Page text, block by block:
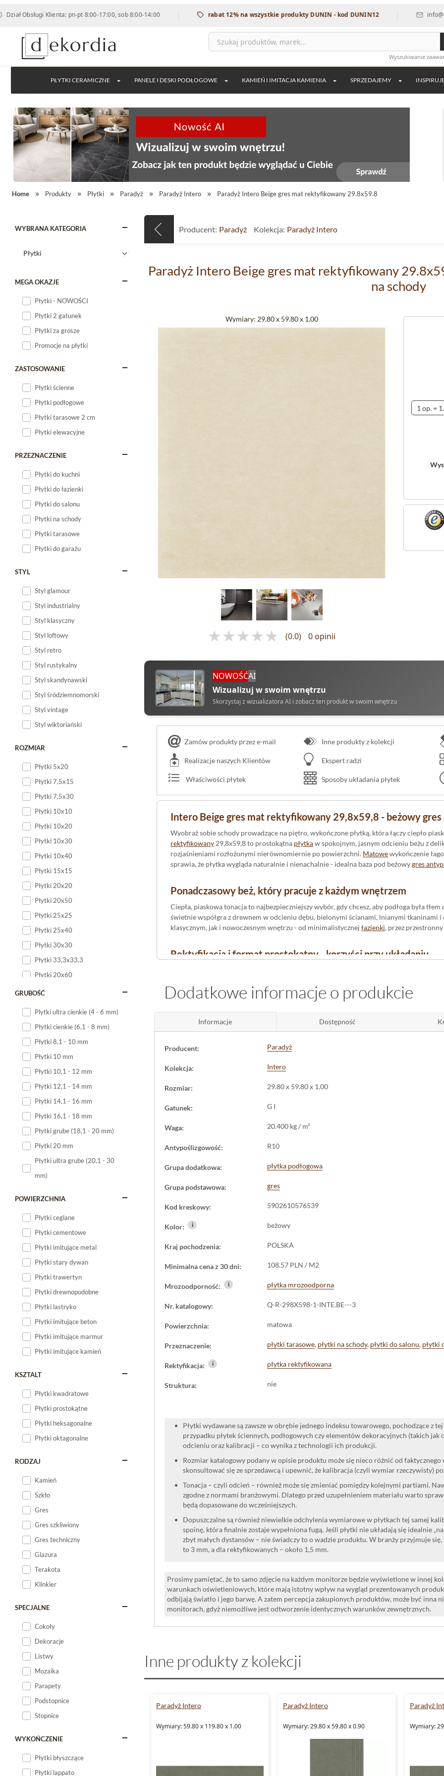
Klienta: pn-pt 8:00-17:00, sob 8:00-14:00 | rabat 12% na wszystkie produkty DUNIN - kod DUNIN12 |
Wyszukiwanie
PŁYTKI CERAMICZNE PANELE I DESKI PODŁOGOWE KAMIEŃ I IMITACJA KAMIENIA SPRZEDAJEMY
Home Produkty Płytki Paradyż Paradyż Intero Paradyż Intero Beige gres mat rektyfikowany 29.8x59.8
WYBRANA KATEGORIA
MEGA OKAZJE
Płytki - NOWOŚCI
Płytki 2 gatunek
Płytki za grosze
Promocje na płytki
ZASTOSOWANIE
Płytki ścienne
Płytki podłogowe
Płytki tarasowe 2 cm
Płytki elewacyjne
PRZEZNACZENIE
Płytki do kuchni
Płytki do łazienki
Płytki do salonu
Płytki na schody
Płytki tarasowe
Płytki do garażu
STYL
Styl glamour
Styl industrialny
Styl klasyczny
Styl loftowy
Styl retro
Styl rustykalny
Styl skandynawski
Styl śródziemnomorski
Styl vintage
Styl wiktoriański
ROZMIAR
Płytki 5x20
Płytki 7,5x15
Płytki 7,5x30
Płytki 10x10
Płytki 10x20
Płytki 10x30
Płytki 10x40
Płytki 15x15
Płytki 20x20
Płytki 20x50
Płytki 25x25
Płytki 25x40
Płytki 30x30
Płytki 33,3x33,3
Płytki 20x60
Płytki 20x120
Płytki małe
GRUBOŚĆ
Plytki ultra cienkie (4 - 6 mm)
Płytki cienkie (6,1 - 8 mm)
Płytki 8,1 - 10 mm
Płytki 10 mm
Płytki 10,1 - 12 mm
Płytki 12,1 - 14 mm
Płytki 14,1 - 16 mm
Płytki 16,1 - 18 mm
Płytki grube (18,1 - 20 mm)
Płytki 20 mm
Płytki ultra grube (20,1 - 30
mm)
POWIERZCHNIA
Płytki ceglane
Płytki cementowe
Płytki imitujące metal
Płytki stary dywan
Płytki trawertyn
Płytki drewnopodobne
Płytki lastryko
Płytki imitujące beton
Płytki imitujące marmur
Płytki imitujące kamień
KSZTALT
Płytki kwadratowe
Płytki prostokątne
Płytki heksagonalne
Płytki oktagonalne
RODZAJ
Kamień
Szkło
Gres
Gres szkliwiony
Gres techniczny
Glazura
Terakota
Klinkier
SPECJALNE
Cokoły
Dekoracje
Listwy
Mozaika
Parapety
Podstopnice
Stopnice
WYKOŃCZENIE
Płytki błyszczące
Płytki lappato
Producent: Paradyż Kolekcja: Paradyż Intero
Paradyż Intero Beige gres mat rektyfikowany
na schody
Wymiary: 29.80 x 59.80 x 1.00
(0.0) 0 opinii
NOWOŚĆAI
Wizualizuj w swoim wnętrzu
Skorzystaj z wizualizatora AI i zobacz ten produkt w swoim wnętrzu
Zamów produkty przez e-mail Inne produkty z kolekcji
Realizacje naszych Klientów Ekspert radzi
Właściwości płytek Sposoby układania płytek
Intero Beige gres mat rektyfikowany 29,8x59,8 - beżowy
Wyobraź sobie schody prowadzące na piętro, wykończone płytką, która łączy ciepło
rektyfikowany 29,8x59,8 to prostokątna płytkaw spokojnym, jasnym odcieniu beżu z
rozjaśnieniami rozłożonymi nierównomiernie po powierzchni. Matowewykończenie
sprawia, że płytka wygląda naturalnie i nienachalnie - idealna baza pod beżowygres
Ponadczasowy beż, który pracuje z każdym wnętrzem
Ciepła, piaskowa tonacja to najbezpieczniejszy wybór, gdy chcesz, aby podłoga była
świetnie współgra z drewnem w odcieniu dębu, bielonymi ścianami, lnianymi tkaninami
klasycznym, jak i nowoczesnym wnętrzu - od minimalistycznej łazienki, przez
Rektyfikacja i format prostokątny - korzyści przy układaniu
albo pionowo, wizualnie wydłużając korytarz lub podnosząc wysokość pomieszczenia.
Gdzie sprawdzi się gres Intero Beige - zastosowanie
Antypoślizgowość R10 sprawia, że płytka jest bezpiecznym wyborem tam, gdzie stopa
, łazience czy przy wejściu do domu. Mrozoodporność otwiera
tarasie, balkonie czy zadaszonym podjeździe, zachowując spójną estetykę między
cicho pracować na rzecz całej aranżacji przez długie lata, Intero Beige gres mat
Dodatkowe informacje o produkcie
Informacje Dostępność
Producent: Paradyż
Kolekcja: Intero
Rozmiar: 29.80 x 59.80 x 1.00
Gatunek: G I
Waga: 20.400 kg / m²
Antypoślizgowość: R10
Grupa dodatkowa: płytka podłogowa
Grupa podstawowa: gres
Kod kreskowy: 5902610576539
Kolor: i beżowy
Kraj pochodzenia: POLSKA
Minimalna cena z 30 dni: 108.57 PLN / M2
Mrozoodporność: i płytka mrozoodporna
Nr. katalogowy: Q-R-298X598-1-INTE.BE---3
Powierzchnia: matowa
Przeznaczenie: płytki tarasowe, płytki na schody, płytki do salonu, płytki
Rektyfikacja: i płytka rektyfikowana
Struktura: nie
Płytki wydawane są zawsze w obrębie jednego indeksu towarowego, pochodzące z
przypadku płytek ściennych, podłogowych czy elementów dekoracyjnych (takich
odcieniu oraz kalibracji – co wynika z technologii ich produkcji.
Rozmiar katalogowy podany w opisie produktu może się nieco różnić od
skonsultować się ze sprzedawcą i upewnić, że kalibracja (czyli wymiar rzeczywisty)
Tonacja – czyli odcień – również może się zmieniać pomiędzy kolejnymi partiami.
zgodne z normami branżowymi. Dlatego przed uzupełnieniem materiału warto
będą dopasowane do wcześniejszych.
Dopuszczalne są również niewielkie odchylenia wymiarowe w płytkach tej samej
spoinę, która finalnie zostaje wypełniona fugą. Jeśli płytki nie układają się idealnie
zbyt małych dystansów – nie świadczy to o wadzie produktu. W branży przyjmuje
to 3 mm, a dla rektyfikowanych – około 1,5 mm.
Prosimy pamiętać, że to samo zdjęcie na każdym monitorze będzie wyświetlone w innej
warunkach oświetleniowych, które mają istotny wpływ na wygląd prezentowanych
odbijają światło i jego barwę. A zatem percepcja zakupionych produktów, może być inna
monitorach, gdyż niemożliwe jest odtworzenie identycznych warunków zewnętrznych.
Inne produkty z kolekcji
Paradyż Intero
Wymiary: 59.80 x 119.80 x 1.00
Paradyż Intero
Wymiary: 29.80 x 59.80 x 0.90
Paradyż
Wymiary: